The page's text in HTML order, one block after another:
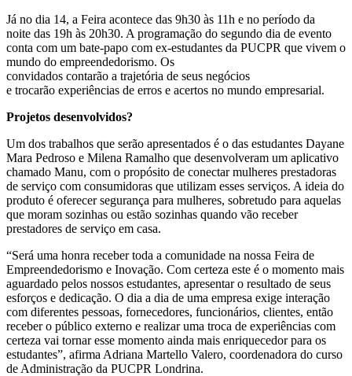
Já no dia 14, a Feira acontece das 9h30 às 11h e no período da
noite das 19h às 20h30. A programação do segundo dia de evento
conta com um bate-papo com ex-estudantes da PUCPR que vivem o
mundo do empreendedorismo. Os
convidados contarão a trajetória de seus negócios
e trocarão experiências de erros e acertos no mundo empresarial.
Projetos desenvolvidos?
Um dos trabalhos que serão apresentados é o das estudantes Dayane
Mara Pedroso e Milena Ramalho que desenvolveram um aplicativo
chamado Manu, com o propósito de conectar mulheres prestadoras
de serviço com consumidoras que utilizam esses serviços. A ideia do
produto é oferecer segurança para mulheres, sobretudo para aquelas
que moram sozinhas ou estão sozinhas quando vão receber
prestadores de serviço em casa.
“Será uma honra receber toda a comunidade na nossa Feira de
Empreendedorismo e Inovação. Com certeza este é o momento mais
aguardado pelos nossos estudantes, apresentar o resultado de seus
esforços e dedicação. O dia a dia de uma empresa exige interação
com diferentes pessoas, fornecedores, funcionários, clientes, então
receber o público externo e realizar uma troca de experiências com
certeza vai tornar esse momento ainda mais enriquecedor para os
estudantes”, afirma Adriana Martello Valero, coordenadora do curso
de Administração da PUCPR Londrina.